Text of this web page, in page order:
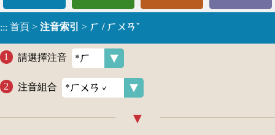
::: 首頁 > 注音索引 > ㄏ / ㄏㄨㄢˇ
請選擇注音
注音組合